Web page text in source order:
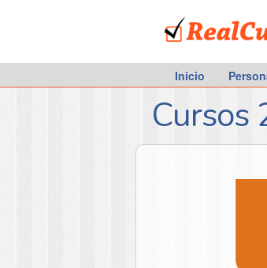
Inicio
Cursos